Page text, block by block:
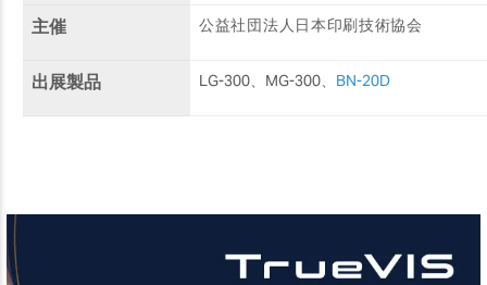
主催 公益社団法人日本印刷技術協会
出展製品 LG-300、MG-300、 BN-20D